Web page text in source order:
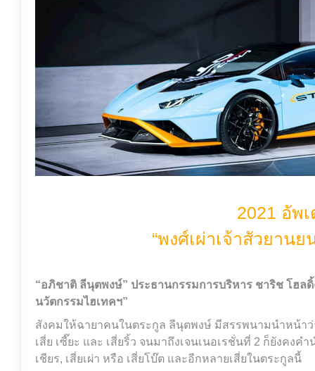
2021 อัพ
“พงศ์เผ่าเจ้าสัวยานย
“อภิชาติ ลีนุตพงษ์” ประธานกรรมการบริหาร ชาริช โฮล
นวัตกรรมไฮเทคฯ”
สังคมให้ฉายาคนในตระกูล ลีนุตพงษ์ มีสรรพนามนำหน้าว่
เสี่ย เซี๊ยะ และ เสี่ยริ้ว จนมาถึงเจนเนอเรชั่นที่ 2 ก็ยังคงค
เชียร, เสี่ยเผ่า หรือ เสี่ยโบ๊ต และอีกหลายเสี่ยในตระกูลนี้